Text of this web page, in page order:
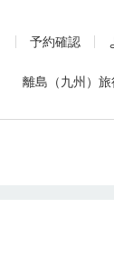
予約確認
離島（九州）旅